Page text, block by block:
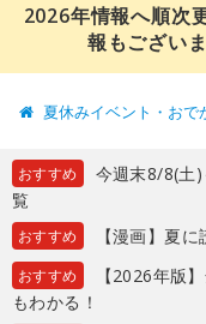
2026年情報へ順次
報もござい
夏休みイベント・おで
おすすめ
今週末8/8(土
覧
おすすめ 【漫画】夏
おすすめ
【2026年版
もわかる！